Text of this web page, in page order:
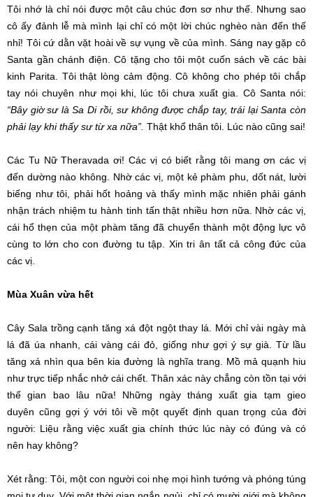
Tôi nhớ là chỉ nói được một câu chúc đơn sơ như thế. Nhưng sao
cô ấy đảnh lễ mà mình lại chỉ có một lời chúc nghèo nàn đến thế
nhỉ! Tôi cứ dằn vặt hoài về sự vụng về của mình. Sáng nay gặp cô
Santa gần chánh điện. Cô tặng cho tôi một cuốn sách về các bài
kinh Parita. Tôi thật lòng cảm động. Cô không cho phép tôi chắp
tay nói chuyên như mọi khi, lúc tôi chưa xuất gia. Cô Santa nói:
“Bây giờ sư là Sa Di rồi, sư không được chắp tay, trái lại Santa còn
phải lạy khi thấy sư từ xa nữa”. Thật khổ thân tôi. Lúc nào cũng sai!
Các Tu Nữ Theravada ơi! Các vị có biết rằng tôi mang ơn các vị
đến dường nào không. Nhờ các vị, một kẻ phàm phu, dốt nát, lười
biếng như tôi, phải hốt hoảng và thấy mình mặc nhiên phải gánh
nhận trách nhiệm tu hành tinh tấn thật nhiều hơn nữa. Nhờ các vị,
cái hổ thẹn của một phàm tăng đã chuyển thành một động lực vô
cùng to lớn cho con đường tu tập. Xin tri ân tất cả công đức của
các vị.
Mùa Xuân vừa hết
Cây Sala trồng cạnh tăng xá đột ngột thay lá. Mới chỉ vài ngày mà
lá đã úa nhanh, cái vàng cái đỏ, giống như gợi ý sự già. Từ lầu
tăng xá nhìn qua bên kia đường là nghĩa trang. Mồ mả quạnh hiu
như trực tiếp nhắc nhở cái chết. Thân xác này chẳng còn tồn tại với
thế gian bao lâu nữa! Những ngày tháng xuất gia tạm gieo
duyên cũng gợi ý với tôi về một quyết định quan trọng của đời
người: Liệu rằng việc xuất gia chính thức lúc này có đúng và có
nên hay không?
Xét rằng: Tôi, một con người coi nhẹ mọi hình tướng và phóng túng